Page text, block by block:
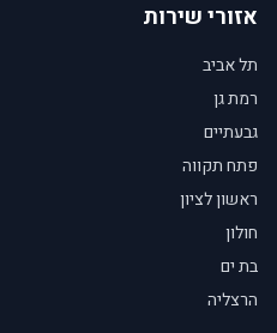
אזורי שירות
תל אביב
רמת גן
גבעתיים
פתח תקווה
ראשון לציון
חולון
בת ים
הרצליה